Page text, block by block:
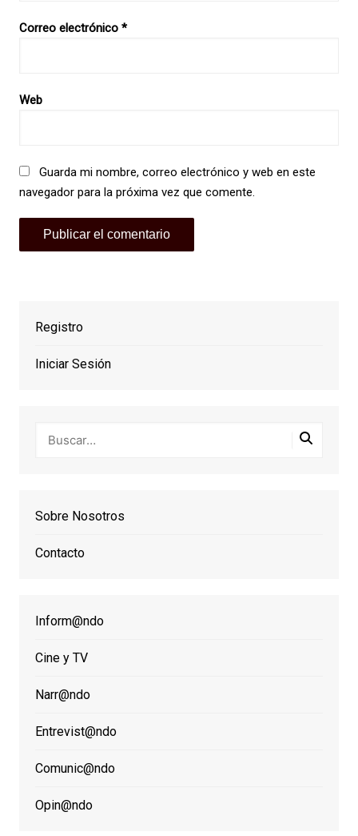
Correo electrónico *
Web
Guarda mi nombre, correo electrónico y web en este
navegador para la próxima vez que comente.
Registro
Iniciar Sesión
Sobre Nosotros
Contacto
Inform@ndo
Cine y TV
Narr@ndo
Entrevist@ndo
Comunic@ndo
Opin@ndo